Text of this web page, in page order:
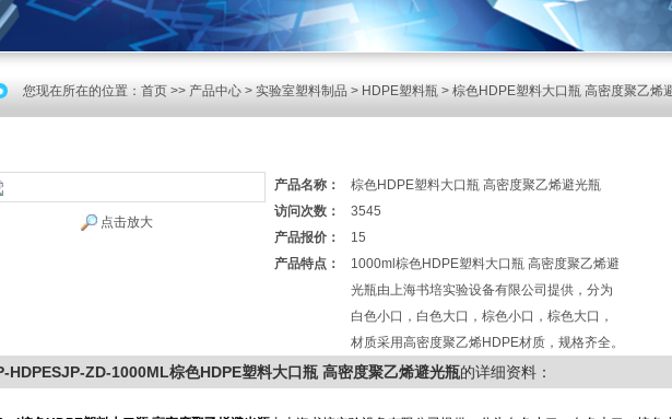
您现在所在的位置： 首页 >> 产品中心 > 实验室塑料制品 > HDPE塑料瓶 > 棕色HDPE塑料大口瓶 高密度聚乙烯
点击放大
产品名称：
棕色HDPE塑料大口瓶 高密度聚乙烯避光瓶
访问次数：
3545
产品报价：
15
产品特点：
1000ml棕色HDPE塑料大口瓶 高密度聚乙烯避
光瓶由上海书培实验设备有限公司提供，分为
白色小口，白色大口，棕色小口，棕色大口，
材质采用高密度聚乙烯HDPE材质，规格齐全。
HDPESJP-ZD-1000ML棕色HDPE塑料大口瓶 高密度聚乙烯避光瓶的详细资料：